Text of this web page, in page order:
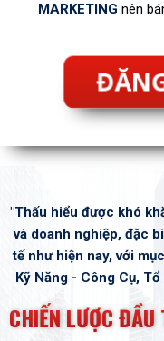
MARKETING nên
"Thấu hiểu được khó
và doanh nghiệp, đặc
tế như hiện nay, với
Kỹ Năng - Công Cụ,
CHIẾN LƯỢC